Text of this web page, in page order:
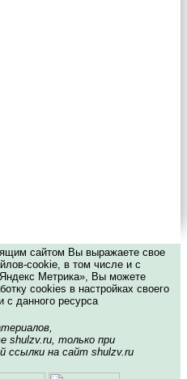
сайтом Вы выражаете свое
cookie, в том числе и с
Метрика», Вы можете
cookies в настройках своего
с данного ресурса
shulzv.ru, только при
ссылки на сайт shulzv.ru